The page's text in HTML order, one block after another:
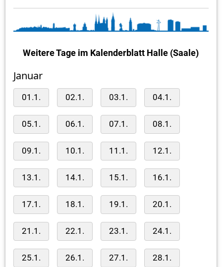
Weitere Tage im Kalenderblatt Halle (Saale)
Januar
01.1. 02.1. 03.1. 04.1.
05.1. 06.1. 07.1. 08.1.
09.1. 10.1. 11.1. 12.1.
13.1. 14.1. 15.1. 16.1.
17.1. 18.1. 19.1. 20.1.
21.1. 22.1. 23.1. 24.1.
25.1. 26.1. 27.1. 28.1.